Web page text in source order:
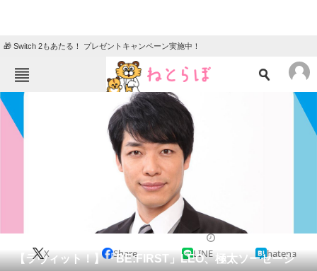
🎁 Switch 2もあたる！ プレゼントキャンペーン実施中！
ねとらぼメニュー
TOP ニュース
クイズ
地域
教育・育児
リサーチ
会員記事
【ラヴィット！】「BE:FIRST」LEO、極太ソーセージ
X Share LINE hatena